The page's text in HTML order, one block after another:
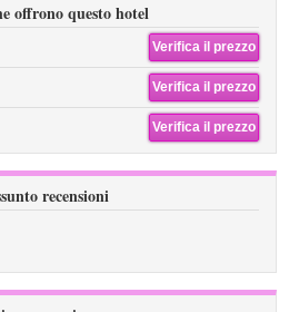
offrono questo hotel
Verifica il prezzo
Verifica il prezzo
Verifica il prezzo
recensioni